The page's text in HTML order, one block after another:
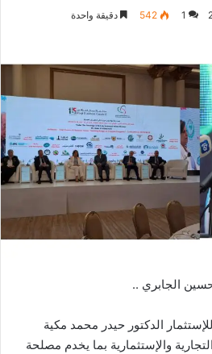
1
542 دقيقة واحدة
حسين الجابري ..
الدكتور حيدر محمد مكية
والإستثمارية بما يخدم مصلحة